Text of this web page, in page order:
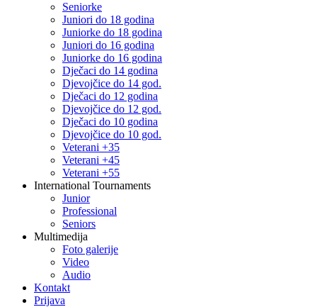
Seniorke
Juniori do 18 godina
Juniorke do 18 godina
Juniori do 16 godina
Juniorke do 16 godina
Dječaci do 14 godina
Djevojčice do 14 god.
Dječaci do 12 godina
Djevojčice do 12 god.
Dječaci do 10 godina
Djevojčice do 10 god.
Veterani +35
Veterani +45
Veterani +55
International Tournaments
Junior
Professional
Seniors
Multimedija
Foto galerije
Video
Audio
Kontakt
Prijava